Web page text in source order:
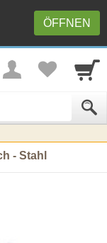
ÖFFNEN
- Stahl